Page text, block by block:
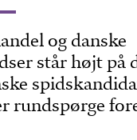
og danske
står højt på
rundspørge